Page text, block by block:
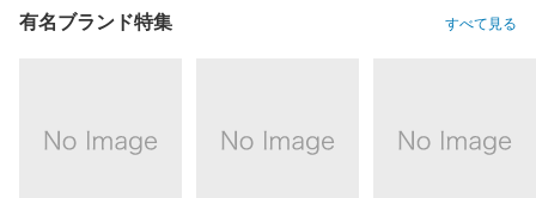
有名ブランド特集 すべて見る